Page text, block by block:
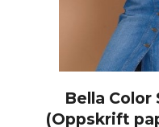
Bella Color
(Oppskrift